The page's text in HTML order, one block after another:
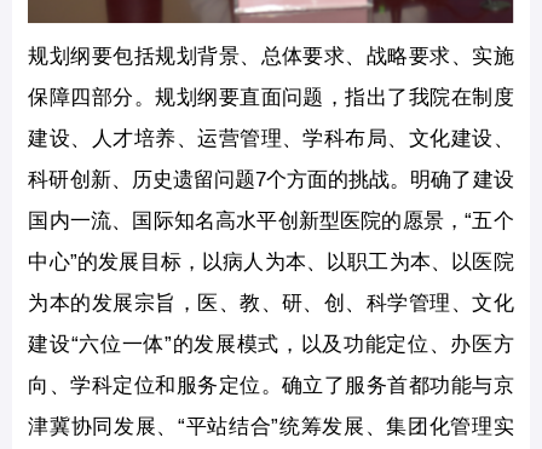
规划纲要包括规划背景、总体要求、战略要求、实施
保障四部分。规划纲要直面问题，指出了我院在制度
建设、人才培养、运营管理、学科布局、文化建设、
科研创新、历史遗留问题7个方面的挑战。明确了建设
国内一流、国际知名高水平创新型医院的愿景，“五个
中心”的发展目标，以病人为本、以职工为本、以医院
为本的发展宗旨，医、教、研、创、科学管理、文化
建设“六位一体”的发展模式，以及功能定位、办医方
向、学科定位和服务定位。确立了服务首都功能与京
津冀协同发展、“平站结合”统筹发展、集团化管理实